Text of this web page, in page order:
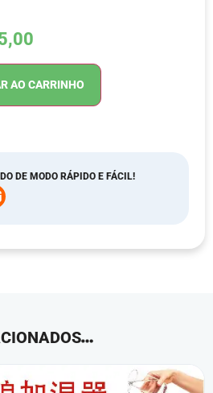
AO CARRINHO
DE MODO RÁPIDO E FÁCIL!